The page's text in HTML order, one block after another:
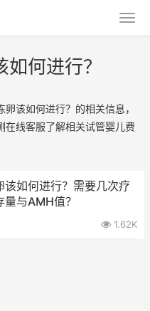
何进行？
该如何进行？的相关信息，
在线客服了解相关试管婴儿费
该如何进行？需要几次疗
与AMH值？
1.62K